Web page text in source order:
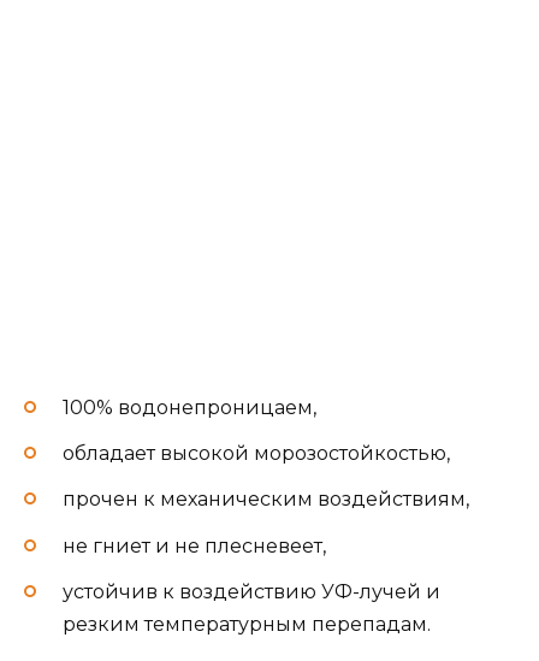
100% водонепроницаем,
обладает высокой морозостойкостью,
прочен к механическим воздействиям,
не гниет и не плесневеет,
устойчив к воздействию УФ-лучей и
резким температурным перепадам.